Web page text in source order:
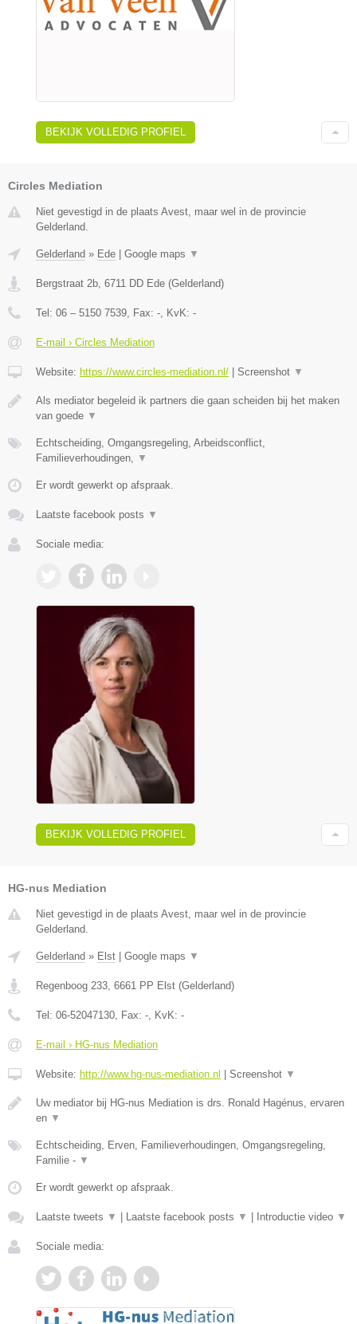
BEKIJK VOLLEDIG PROFIEL
Circles Mediation
Niet gevestigd in de plaats Avest, maar wel in de provincie
Gelderland.
Gelderland » Ede Google maps ▼
Bergstraat 2b, 6711 DD Ede (Gelderland)
Tel: 06 – 5150 7539, Fax: -, KvK: -
E-mail › Circles Mediation
Website: https://www.circles-mediation.nl/ Screenshot ▼
Als mediator begeleid ik partners die gaan scheiden bij het maken
van goede ▼
Echtscheiding, Omgangsregeling, Arbeidsconflict,
Familieverhoudingen, ▼
Er wordt gewerkt op afspraak.
Laatste facebook posts ▼
Sociale media:
BEKIJK VOLLEDIG PROFIEL
HG-nus Mediation
Niet gevestigd in de plaats Avest, maar wel in de provincie
Gelderland.
Gelderland » Elst | Google maps ▼
Regenboog 233 6661 PP Elst (Gelderland)
Tel: 06-52047130 , Fax: - , KvK: -
E-mail › HG-nus Mediation
Website: http://www.hg-nus-mediation.nl | Screenshot ▼
Uw mediator bij HG-nus Mediation is drs. Ronald Hagénus, ervaren
en ▼
Echtscheiding, Erven, Familieverhoudingen, Omgangsregeling,
Familie - ▼
Er wordt gewerkt op afspraak.
Laatste tweets ▼ | Laatste facebook posts ▼ | Introductie video ▼
Sociale media: